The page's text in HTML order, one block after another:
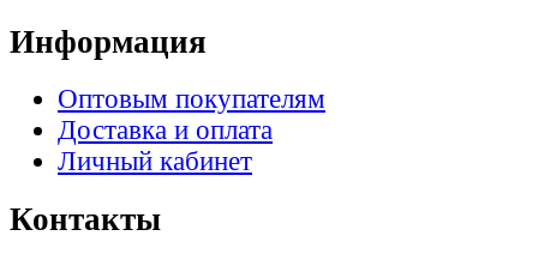
Информация
Оптовым покупателям
Доставка и оплата
Личный кабинет
Контакты